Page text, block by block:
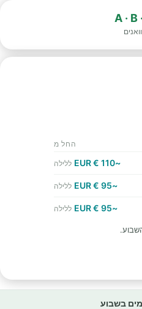
A · B
החל מ
~110 € EUR ללילה
~95 € EUR ללילה
~95 € EUR ללילה